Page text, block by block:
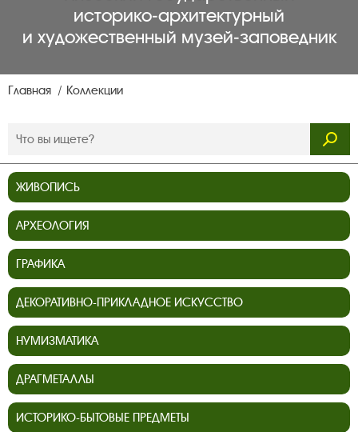
историко‑архитектурный
и художественный музей‑заповедник
Главная Коллекции
ЖИВОПИСЬ
АРХЕОЛОГИЯ
ГРАФИКА
ДЕКОРАТИВНО-ПРИКЛАДНОЕ ИСКУССТВО
НУМИЗМАТИКА
ДРАГМЕТАЛЛЫ
ИСТОРИКО-БЫТОВЫЕ ПРЕДМЕТЫ